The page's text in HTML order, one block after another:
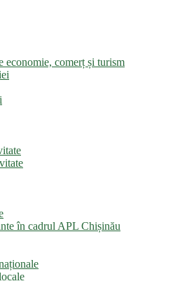
economie, comerț și turism
în cadrul APL Chișinău